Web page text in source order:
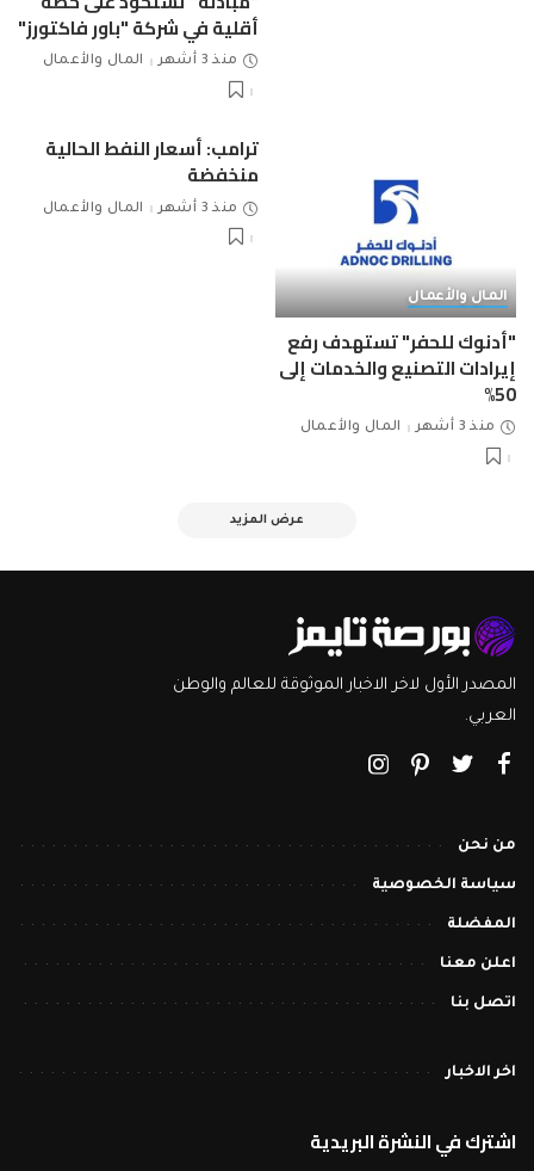
أقلية في شركة "باور فاكتورز"
منذ 3 أشهر المال والأعمال
المال والأعمال
"أدنوك للحفر" تستهدف رفع
إيرادات التصنيع والخدمات إلى
50%
منذ 3 أشهر المال والأعمال
ترامب: أسعار النفط الحالية
منخفضة
منذ 3 أشهر المال والأعمال
عرض المزيد
المصدر الأول لاخر الاخبار الموثوقة للعالم والوطن
العربي.
من نحن
سياسة الخصوصية
المفضلة
اعلن معنا
اتصل بنا
اخر الاخبار
اشترك في النشرة البريدية